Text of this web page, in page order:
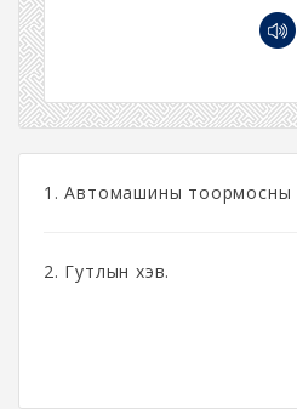
1. Автомашины тоормосны
2. Гутлын хэв.